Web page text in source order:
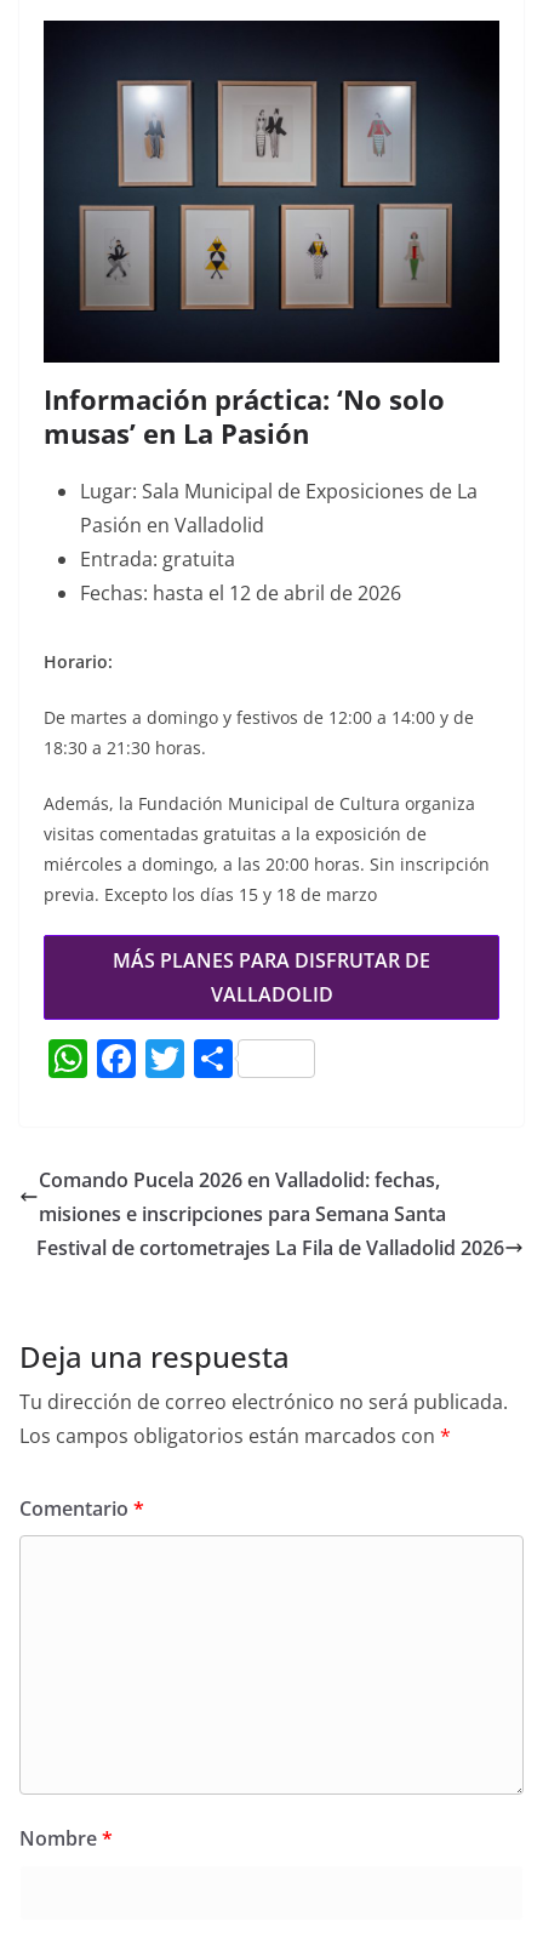
Información práctica: ‘No solo
musas’ en La Pasión
Lugar: Sala Municipal de Exposiciones de La
Pasión en Valladolid
Entrada: gratuita
Fechas: hasta el 12 de abril de 2026
Horario:
De martes a domingo y festivos de 12:00 a 14:00 y de
18:30 a 21:30 horas.
Además, la Fundación Municipal de Cultura organiza
visitas comentadas gratuitas a la exposición de
miércoles a domingo, a las 20:00 horas. Sin inscripción
previa. Excepto los días 15 y 18 de marzo
MÁS PLANES PARA DISFRUTAR DE
VALLADOLID
W
s
A
p
F
e
b
o
T
er
C
p
ar
tir
Comando Pucela 2026 en Valladolid: fechas,
misiones e inscripciones para Semana Santa
Festival de cortometrajes La Fila de Valladolid 2026
Deja una respuesta
Tu dirección de correo electrónico no será publicada.
Los campos obligatorios están marcados con *
Comentario *
Nombre*